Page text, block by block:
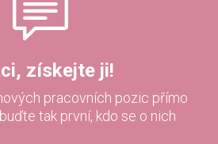
získejte ji!
pracovních pozic přímo
tak první, kdo se o nich